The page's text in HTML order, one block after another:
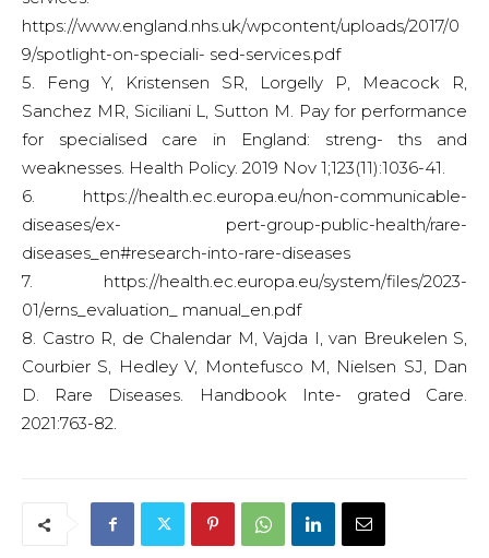
https://www.england.nhs.uk/wpcontent/uploads/2017/0
9/spotlight-on-speciali- sed-services.pdf
5. Feng Y, Kristensen SR, Lorgelly P, Meacock R,
Sanchez MR, Siciliani L, Sutton M. Pay for performance
for specialised care in England: streng- ths and
weaknesses. Health Policy. 2019 Nov 1;123(11):1036-41.
6. https://health.ec.europa.eu/non-communicable-
diseases/ex- pert-group-public-health/rare-
diseases_en#research-into-rare-diseases
7. https://health.ec.europa.eu/system/files/2023-
01/erns_evaluation_ manual_en.pdf
8. Castro R, de Chalendar M, Vajda I, van Breukelen S,
Courbier S, Hedley V, Montefusco M, Nielsen SJ, Dan
D. Rare Diseases. Handbook Inte- grated Care.
2021:763-82.